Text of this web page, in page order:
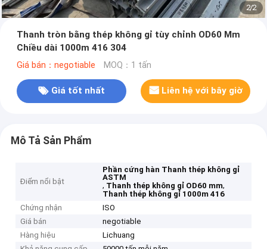
2/2
Thanh tròn bằng thép không gỉ tùy chỉnh OD60 Mm
Chiều dài 1000m 416 304
Giá bán：negotiable MOQ：1 tấn
Giá tốt nhất Liên hệ với bây giờ
Mô Tả Sản Phẩm
Điểm nổi bật
Phần cứng hàn Thanh thép không gỉ
ASTM
, Thanh thép không gỉ OD60 mm,
Thanh thép không gỉ 1000m 416
Chứng nhận
ISO
Giá bán
negotiable
Hàng hiệu
Lichuang